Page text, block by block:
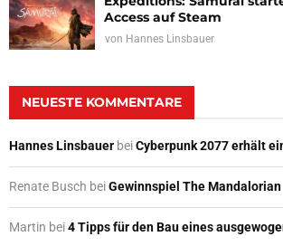
Access auf Steam
von Hannes Linsbauer
NEUESTE KOMMENTARE
Hannes Linsbauer beiCyberpunk 2077 erhält
Renate Busch beiGewinnspiel The Mandalorian
Martin bei4 Tipps für den Bau eines